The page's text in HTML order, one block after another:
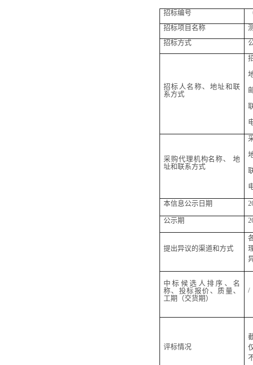
招标编号
招标项目名称
招标方式
招标人名称、地址和联
系方式
采购代理机构名称、
地
址和联系方式
本信息公示日期
公示期
提出异议的渠道和方式
中标候选人排序、名
称、投标报价、质量、
工期（交货期）
/
评标情况